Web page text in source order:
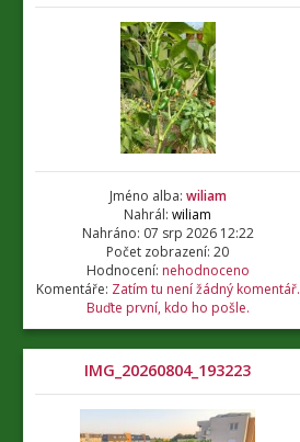
Jméno alba: wiliam
Nahrál: wiliam
Nahráno: 07 srp 2026 12:22
Počet zobrazení: 20
Hodnocení: nehodnoceno
Komentáře: Zatím tu není žádný komentář.
Buďte první, kdo ho pošle.
IMG_20260804_193223